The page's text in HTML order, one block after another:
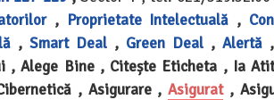
, Proprietate Intelectuală ,
,Smart Deal , Green Deal ,Alertă
Alege Bine , Citește Eticheta , Ia
, Asigurare ,Asigurat,